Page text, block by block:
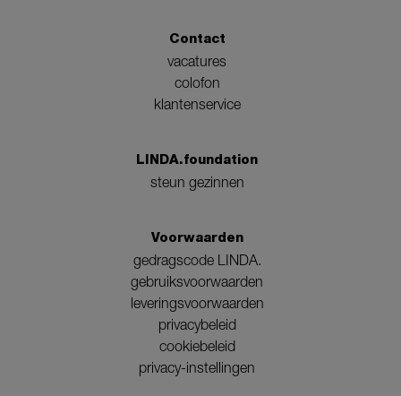
Contact
vacatures
colofon
klantenservice
LINDA.foundation
steun gezinnen
Voorwaarden
gedragscode LINDA.
gebruiksvoorwaarden
leveringsvoorwaarden
privacybeleid
cookiebeleid
privacy-instellingen